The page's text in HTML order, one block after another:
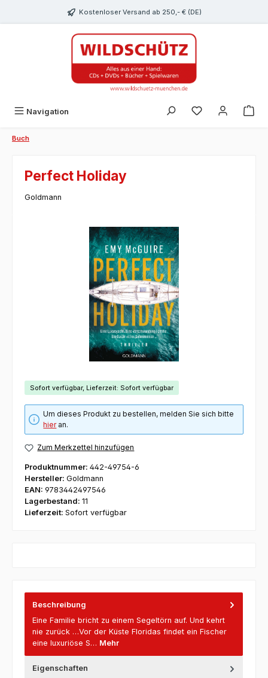
Kostenloser Versand ab 250,- € (DE)
Navigation Du hast 0
Buch
Perfect Holiday
Goldmann
Bildergalerie überspringen
Sofort verfügbar, Lieferzeit: Sofort verfügbar
Um dieses Produkt zu bestellen, melden Sie sich bitte
hieran.
Zum Merkzettel hinzufügen
Produktnummer: 442-49754-6
Hersteller: Goldmann
EAN: 9783442497546
Lagerbestand: 11
Lieferzeit: Sofort verfügbar
Beschreibung
Eine Familie bricht zu einem Segeltörn auf. Und kehrt
nie zurück …Vor der Küste Floridas findet ein Fischer
eine luxuriöse S… Mehr
Eigenschaften